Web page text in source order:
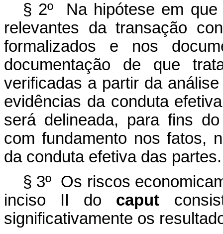
§ 2º Na hipótese em que
relevantes da transação
formalizados e nos
documentação de que
verificadas a partir da
evidências da conduta
será delineada, para fins
com fundamento nos fatos,
da conduta efetiva das partes.
§ 3º Os riscos
inciso II do caput
significativamente os